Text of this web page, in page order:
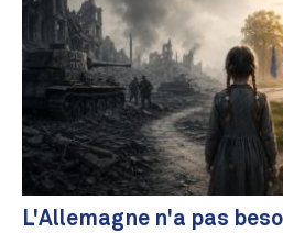
L'Allemagne n'a pas